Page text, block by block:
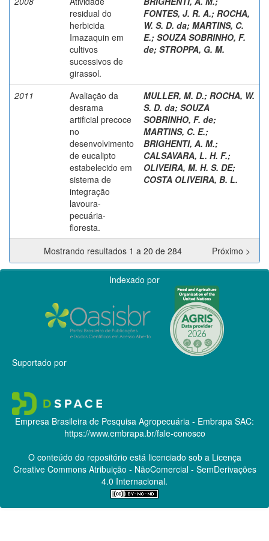
residual do
herbicida
Imazaquin em
cultivos
sucessivos de
girassol.
FONTES, J. R. A.; ROCHA,
W. S. D. da; MARTINS, C.
E.; SOUZA SOBRINHO, F.
de; STROPPA, G. M.
2011
Avaliação da
desrama
artificial precoce
no
desenvolvimento
de eucalipto
estabelecido em
sistema de
integração
lavoura-
pecuária-
floresta.
MULLER, M. D.; ROCHA, W.
S. D. da; SOUZA
SOBRINHO, F. de;
MARTINS, C. E.;
BRIGHENTI, A. M.;
CALSAVARA, L. H. F.;
OLIVEIRA, M. H. S. DE;
COSTA OLIVEIRA, B. L.
Mostrando resultados 1 a 20 de 284 Próximo >
Indexado por
Suportado por
Empresa Brasileira de Pesquisa Agropecuária - Embrapa SAC:
https://www.embrapa.br/fale-conosco
O conteúdo do repositório está licenciado sob a Licença
Creative CommonsAtribuição - NãoComercial - SemDerivações
4.0 Internacional.